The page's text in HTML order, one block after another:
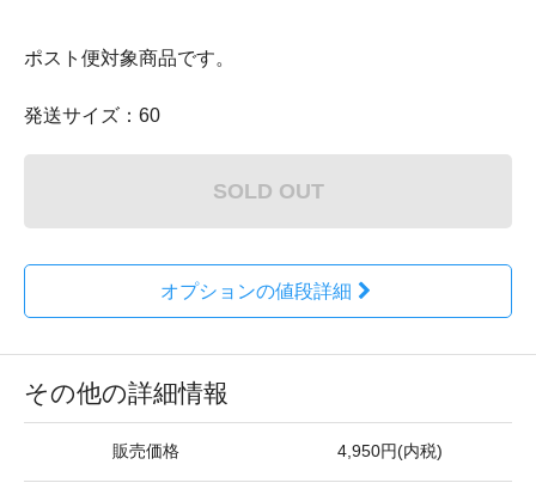
ポスト便対象商品です。
発送サイズ：60
SOLD OUT
オプションの値段詳細
その他の詳細情報
販売価格 4,950円(内税)